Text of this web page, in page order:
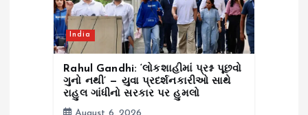
India
Rahul Gandhi: ‘લોકશાહીમાં પ્રશ્ન પૂછવો
ગુનો નથી’ — યુવા પ્રદર્શનકારીઓ સાથે
રાહુલ ગાંધીનો સરકાર પર હુમલો